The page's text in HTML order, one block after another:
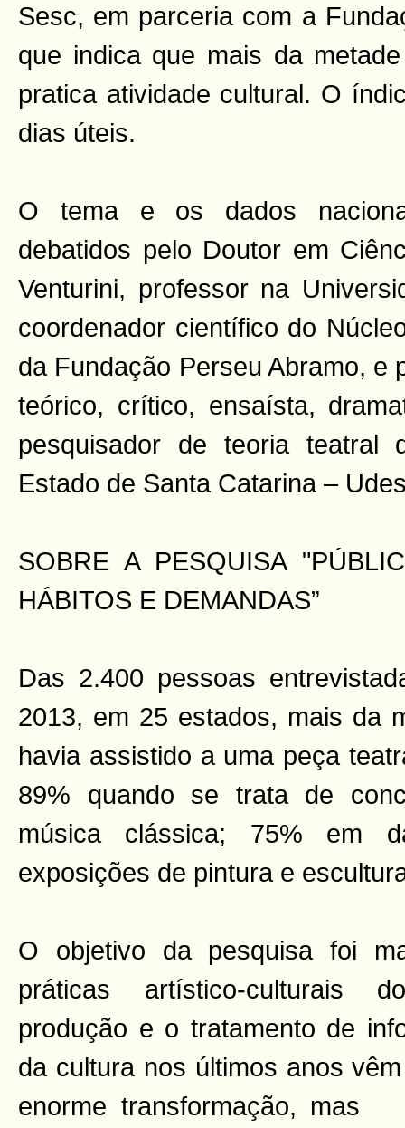
Sesc, em parceria com a
que indica que mais da
pratica atividade cultural. O
dias úteis.
O tema e os dados
debatidos pelo Doutor em
Venturini, professor na
coordenador científico do
da Fundação Perseu Abramo, e
teórico, crítico, ensaísta,
pesquisador de teoria teatral
Estado de Santa Catarina –
SOBRE A PESQUISA
HÁBITOS E DEMANDAS”
Das 2.400 pessoas
2013, em 25 estados, mais da
havia assistido a uma peça
89% quando se trata de
música clássica; 75% em
exposições de pintura e
O objetivo da pesquisa foi
práticas artístico-culturais
produção e o tratamento de
da cultura nos últimos anos
enorme transformação, mas